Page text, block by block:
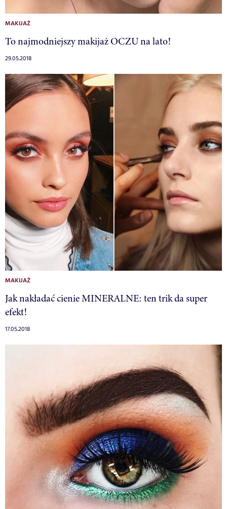
MAKIJAŻ
To najmodniejszy makijaż OCZU na lato!
29.05.2018
MAKIJAŻ
Jak nakładać cienie MINERALNE: ten trik da super
efekt!
17.05.2018